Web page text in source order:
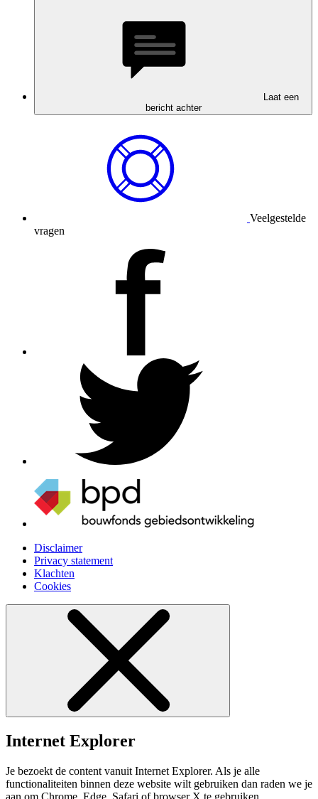
Laat een
bericht achter
Veelgestelde
vragen
Disclaimer
Privacy statement
Klachten
Cookies
Internet Explorer
Je bezoekt de content vanuit Internet Explorer. Als je alle
functionaliteiten binnen deze website wilt gebruiken dan raden we je
aan om Chrome, Edge, Safari of browser X te gebruiken.